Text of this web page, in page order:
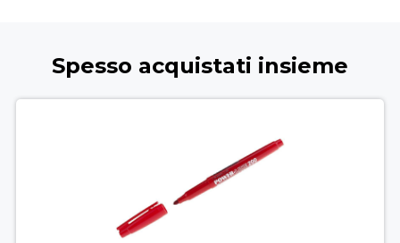
Spesso acquistati insieme